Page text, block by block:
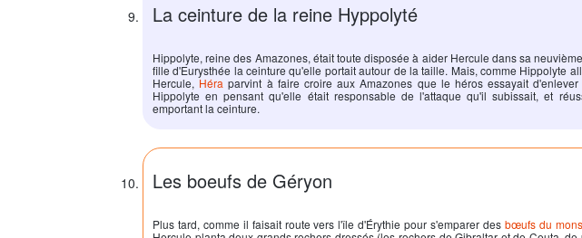
La ceinture de la reine Hyppolyté
Hippolyte, reine des Amazones, était toute disposée à aider Hercule dans sa
fille d'Eurysthée la ceinture qu'elle portait autour de la taille. Mais, comme Hippolyte
Hercule,Héra parvint à faire croire aux Amazones que le héros essayait
Hippolyte en pensant qu'elle était responsable de l'attaque qu'il subissait, et
emportant la ceinture.
Les boeufs de Géryon
Plus tard, comme il faisait route vers l'île d'Érythie pour s'emparer des bœufs du